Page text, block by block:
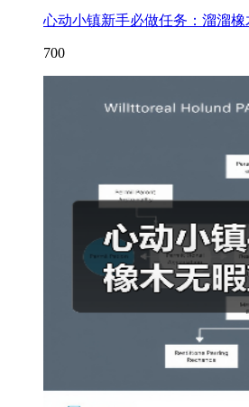
心动小镇新手必做任务：溜溜
700